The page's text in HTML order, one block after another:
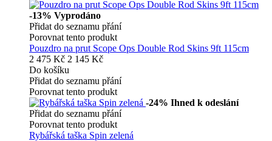
-13% Vyprodáno
Přidat do seznamu přání
Porovnat tento produkt
Pouzdro na prut Scope Ops Double Rod Skins 9ft 115cm
2 475 Kč 2 145 Kč
Do košíku
Přidat do seznamu přání
Porovnat tento produkt
-24% Ihned k odeslání
Přidat do seznamu přání
Porovnat tento produkt
Rybářská taška Spin zelená